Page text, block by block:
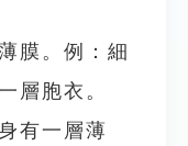
膜。例：細
層胞衣。
有一層薄